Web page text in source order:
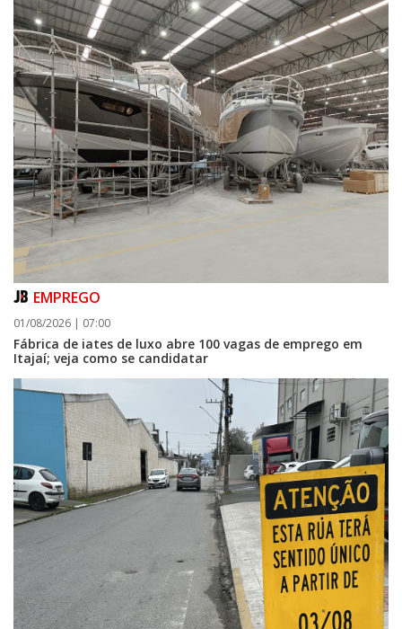
Secretaria de Cultura retoma oficinas culturais com diversas
modalidades para a comunidade
BALNEÁRIO CAMBORIÚ
EMPREGO
01/08/2026 | 07:00
Fábrica de iates de luxo abre 100 vagas de emprego em
Itajaí; veja como se candidatar